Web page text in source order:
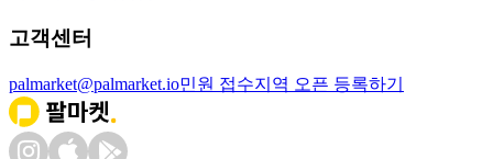
고객센터
palmarket@palmarket.io민원 접수지역 오픈 등록하기